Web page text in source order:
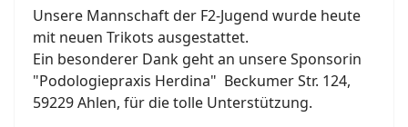
Unsere Mannschaft der F2-Jugend wurde heute
mit neuen Trikots ausgestattet.
Ein besonderer Dank geht an unsere Sponsorin
"Podologiepraxis Herdina" Beckumer Str. 124,
59229 Ahlen, für die tolle Unterstützung.